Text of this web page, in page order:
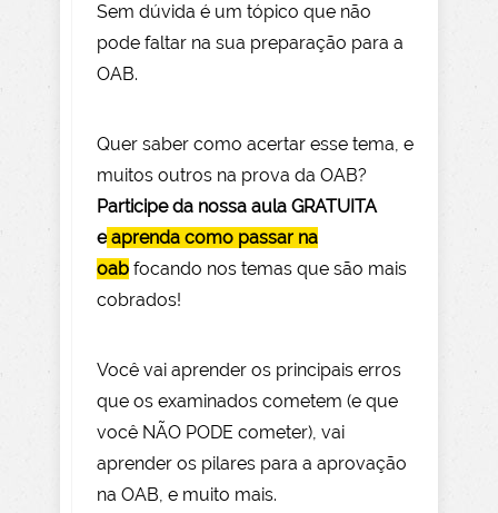
Sem dúvida é um tópico que não
pode faltar na sua preparação para a
OAB.
Quer saber como acertar esse tema, e
muitos outros na prova da OAB?
Participe da nossa aula GRATUITA
e aprenda como passar na
oab focando nos temas que são mais
cobrados!
Você vai aprender os principais erros
que os examinados cometem (e que
você NÃO PODE cometer), vai
aprender os pilares para a aprovação
na OAB, e muito mais.